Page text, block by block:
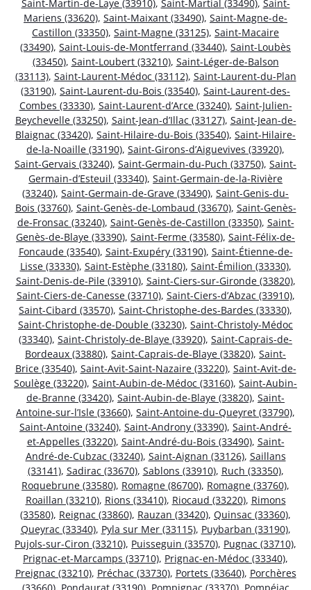
Saint-Martin-de-Laye (33910), Saint-Martial (33490), Saint-
Mariens (33620), Saint-Maixant (33490), Saint-Magne-de-
Castillon (33350), Saint-Magne (33125), Saint-Macaire
(33490), Saint-Louis-de-Montferrand (33440), Saint-Loubès
(33450), Saint-Loubert (33210), Saint-Léger-de-Balson
(33113), Saint-Laurent-Médoc (33112), Saint-Laurent-du-Plan
(33190), Saint-Laurent-du-Bois (33540), Saint-Laurent-des-
Combes (33330), Saint-Laurent-d’Arce (33240), Saint-Julien-
Beychevelle (33250), Saint-Jean-d’Illac (33127), Saint-Jean-de-
Blaignac (33420), Saint-Hilaire-du-Bois (33540), Saint-Hilaire-
de-la-Noaille (33190), Saint-Girons-d’Aiguevives (33920),
Saint-Gervais (33240), Saint-Germain-du-Puch (33750), Saint-
Germain-d’Esteuil (33340), Saint-Germain-de-la-Rivière
(33240), Saint-Germain-de-Grave (33490), Saint-Genis-du-
Bois (33760), Saint-Genès-de-Lombaud (33670), Saint-Genès-
de-Fronsac (33240), Saint-Genès-de-Castillon (33350), Saint-
Genès-de-Blaye (33390), Saint-Ferme (33580), Saint-Félix-de-
Foncaude (33540), Saint-Exupéry (33190), Saint-Étienne-de-
Lisse (33330), Saint-Estèphe (33180), Saint-Émilion (33330),
Saint-Denis-de-Pile (33910), Saint-Ciers-sur-Gironde (33820),
Saint-Ciers-de-Canesse (33710), Saint-Ciers-d’Abzac (33910),
Saint-Cibard (33570), Saint-Christophe-des-Bardes (33330),
Saint-Christophe-de-Double (33230), Saint-Christoly-Médoc
(33340), Saint-Christoly-de-Blaye (33920), Saint-Caprais-de-
Bordeaux (33880), Saint-Caprais-de-Blaye (33820), Saint-
Brice (33540), Saint-Avit-Saint-Nazaire (33220), Saint-Avit-de-
Soulège (33220), Saint-Aubin-de-Médoc (33160), Saint-Aubin-
de-Branne (33420), Saint-Aubin-de-Blaye (33820), Saint-
Antoine-sur-l’Isle (33660), Saint-Antoine-du-Queyret (33790),
Saint-Antoine (33240), Saint-Androny (33390), Saint-André-
et-Appelles (33220), Saint-André-du-Bois (33490), Saint-
André-de-Cubzac (33240), Saint-Aignan (33126), Saillans
(33141), Sadirac (33670), Sablons (33910), Ruch (33350),
Roquebrune (33580), Romagne (86700), Romagne (33760),
Roaillan (33210), Rions (33410), Riocaud (33220), Rimons
(33580), Reignac (33860), Rauzan (33420), Quinsac (33360),
Queyrac (33340), Pyla sur Mer (33115), Puybarban (33190),
Pujols-sur-Ciron (33210), Puisseguin (33570), Pugnac (33710),
Prignac-et-Marcamps (33710), Prignac-en-Médoc (33340),
Preignac (33210), Préchac (33730), Portets (33640), Porchères